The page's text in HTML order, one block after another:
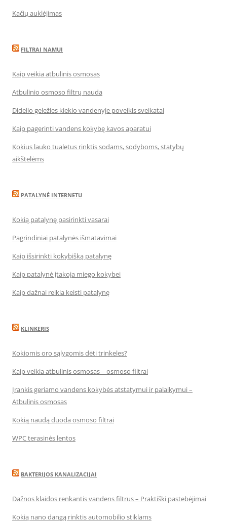
Kačių auklėjimas
FILTRAI NAMUI
Kaip veikia atbulinis osmosas
Atbulinio osmoso filtrų nauda
Didelio geležies kiekio vandenyje poveikis sveikatai
Kaip pagerinti vandens kokybę kavos aparatui
Kokius lauko tualetus rinktis sodams, sodyboms, statybų
aikštelėms
PATALYNĖ INTERNETU
Kokią patalynę pasirinkti vasarai
Pagrindiniai patalynės išmatavimai
Kaip išsirinkti kokybišką patalynę
Kaip patalynė įtakoja miego kokybei
Kaip dažnai reikia keisti patalynę
KLINKERIS
Kokiomis oro sąlygomis dėti trinkeles?
Kaip veikia atbulinis osmosas – osmoso filtrai
Įrankis geriamo vandens kokybės atstatymui ir palaikymui –
Atbulinis osmosas
Kokią naudą duoda osmoso filtrai
WPC terasinės lentos
BAKTERIJOS KANALIZACIJAI
Dažnos klaidos renkantis vandens filtrus – Praktiški pastebėjimai
Kokią nano dangą rinktis automobilio stiklams